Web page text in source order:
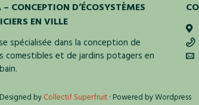
CONCEPTION D’ÉCOSYSTÈMES
EN VILLE
spécialisée dans la conception de
comestibles et de jardins potagers en
byCollectif Superfruit· Powered by Wordpress